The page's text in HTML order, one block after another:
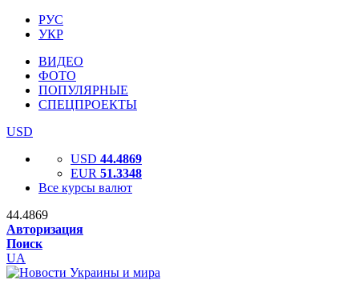
РУС
УКР
ВИДЕО
ФОТО
ПОПУЛЯРНЫЕ
СПЕЦПРОЕКТЫ
USD
USD 44.4869
EUR 51.3348
Все курсы валют
44.4869
Авторизация
Поиск
UA